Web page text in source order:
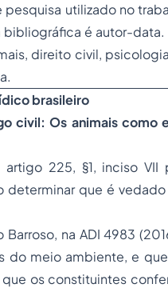
utilizado no
é autor-data.
direito civil,
brasileiro
civil: Os animais
225, §1, inciso
que é
na ADI 4983
do meio ambiente, e
os constituintes